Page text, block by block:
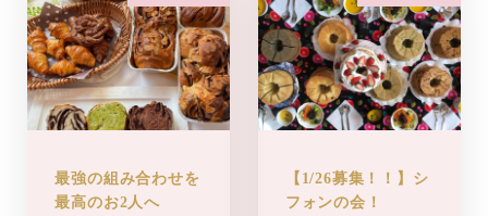
最強の組み合わせを
最高のお2人へ
【1/26募集！！】シ
フォンの会！